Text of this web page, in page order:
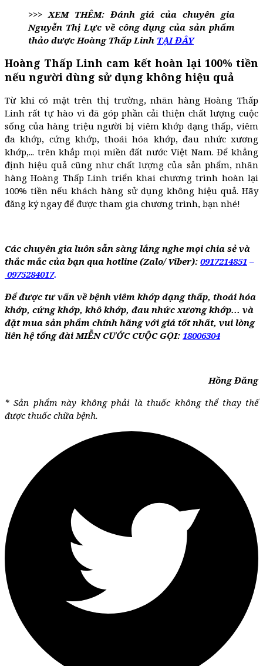
>>> XEM THÊM: Đánh giá của chuyên gia
Nguyễn Thị Lực về công dụng của sản phẩm
thảo dược Hoàng Thấp Linh TẠI ĐÂY
Hoàng Thấp Linh cam kết hoàn lại 100% tiền
nếu người dùng sử dụng không hiệu quả
Từ khi có mặt trên thị trường, nhãn hàng Hoàng Thấp
Linh rất tự hào vì đã góp phần cải thiện chất lượng cuộc
sống của hàng triệu người bị viêm khớp dạng thấp, viêm
đa khớp, cứng khớp, thoái hóa khớp, đau nhức xương
khớp,... trên khắp mọi miền đất nước Việt Nam. Để khẳng
định hiệu quả cũng như chất lượng của sản phẩm, nhãn
hàng Hoàng Thấp Linh triển khai chương trình hoàn lại
100% tiền nếu khách hàng sử dụng không hiệu quả. Hãy
đăng ký ngay để được tham gia chương trình, bạn nhé!
Các chuyên gia luôn sẵn sàng lắng nghe mọi chia sẻ và
thắc mắc của bạn qua hotline (Zalo/ Viber): 0917214851 –
0975284017.
Để được tư vấn về bệnh viêm khớp dạng thấp, thoái hóa
khớp, cứng khớp, khô khớp, đau nhức xương khớp... và
đặt mua sản phẩm chính hãng với giá tốt nhất, vui lòng
liên hệ tổng đài MIỄN CƯỚC CUỘC GỌI: 18006304
Hồng Đăng
* Sản phẩm này không phải là thuốc không thể thay thế
được thuốc chữa bệnh.